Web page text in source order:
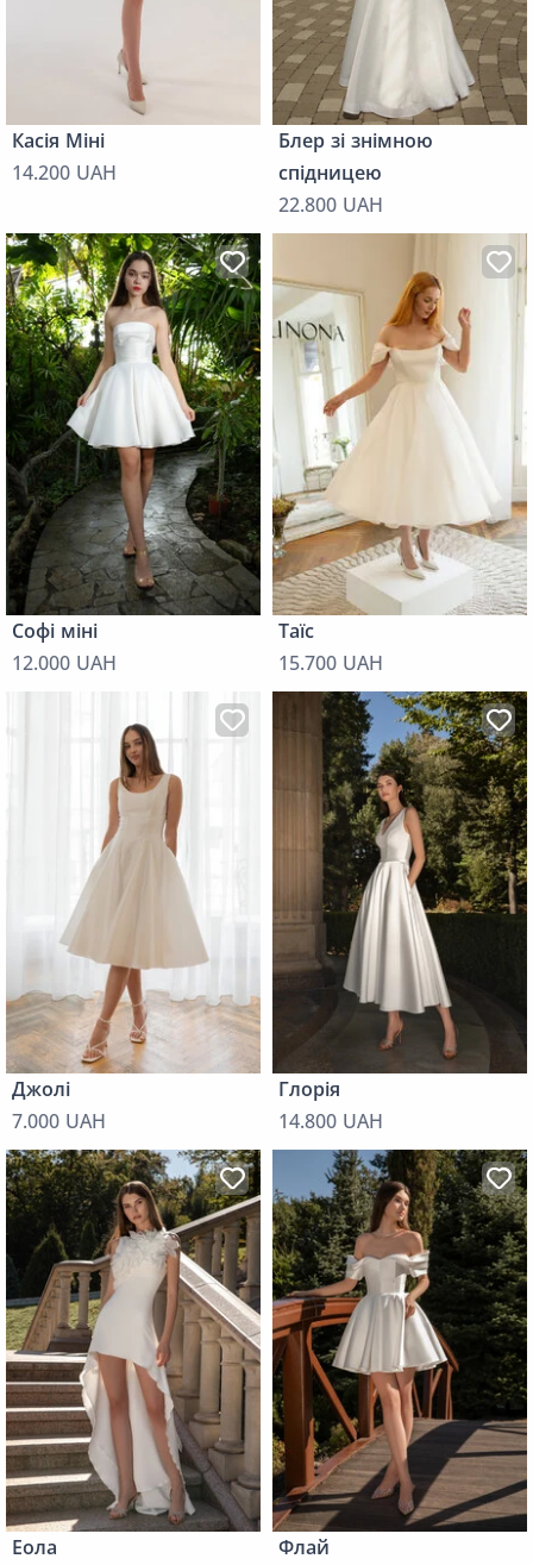
Касія Міні
14.200 UAH
Блер зі знімною
спідницею
22.800 UAH
Софі міні
12.000 UAH
Таїс
15.700 UAH
Джолі
7.000 UAH
Глорія
14.800 UAH
Еола
Флай